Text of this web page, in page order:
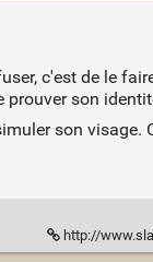
c'est de le
son
son
http://